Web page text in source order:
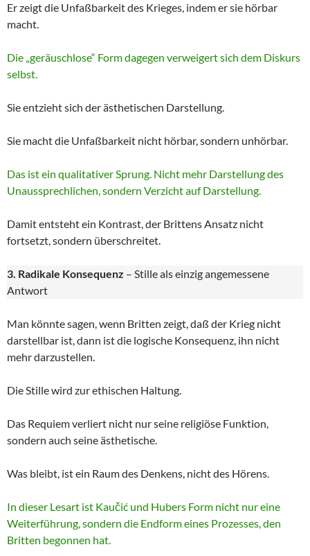
Er zeigt die Unfaßbarkeit des Krieges, indem er sie hörbar
macht.
Die „geräuschlose“ Form dagegen verweigert sich dem Diskurs
selbst.
Sie entzieht sich der ästhetischen Darstellung.
Sie macht die Unfaßbarkeit nicht hörbar, sondern unhörbar.
Das ist ein qualitativer Sprung. Nicht mehr Darstellung des
Unaussprechlichen, sondern Verzicht auf Darstellung.
Damit entsteht ein Kontrast, der Brittens Ansatz nicht
fortsetzt, sondern überschreitet.
3. Radikale Konsequenz – Stille als einzig angemessene
Antwort
Man könnte sagen, wenn Britten zeigt, daß der Krieg nicht
darstellbar ist, dann ist die logische Konsequenz, ihn nicht
mehr darzustellen.
Die Stille wird zur ethischen Haltung.
Das Requiem verliert nicht nur seine religiöse Funktion,
sondern auch seine ästhetische.
Was bleibt, ist ein Raum des Denkens, nicht des Hörens.
In dieser Lesart ist Kaučić und Hubers Form nicht nur eine
Weiterführung, sondern die Endform eines Prozesses, den
Britten begonnen hat.